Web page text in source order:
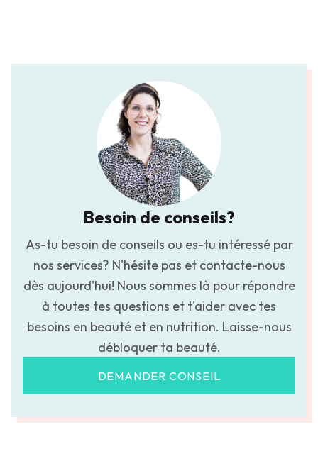
Besoin de conseils?
As-tu besoin de conseils ou es-tu intéressé par
nos services? N'hésite pas et contacte-nous
dès aujourd'hui! Nous sommes là pour répondre
à toutes tes questions et t'aider avec tes
besoins en beauté et en nutrition. Laisse-nous
débloquer ta beauté.
DEMANDER CONSEIL